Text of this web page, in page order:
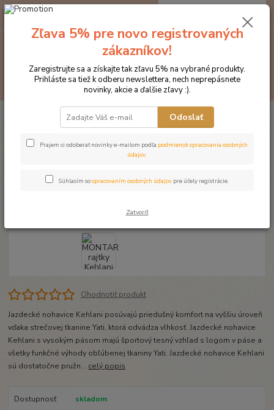
Hľadať
za0 €
Značka oblečenia MONTAR ZĽAVY!
Jazdecké nohavice
MONTAR rajtky Kehlani tmavomodré s vysokým pásom
MONTAR rajtky Kehlani
tmavomodré s vysokým pásom
Ohodnotiť produkt
Jazdecké nohavice Kehlani posúvajú priedušný komfort na vyššiu úroveň
vďaka strečovej tkanine Yati, ktorá odvádza vlhkosť. Jazdecké nohavice
Kehlani s vysokým pásom majú športový tesný vzhľad s logom v páse a
všetky funkčné výhody obľúbenej tkaniny Yati. Jazdecké nohavice Kehlani
sú dostatočne pružn... celý popis
Dostupnosť
skladom
Zľava 5% pre novo registrovaných
zákazníkov!
Zaregistrujte sa a získajte tak zľavu 5% na vybrané produkty.
Prihláste sa tiež k odberu newslettera, nech neprepásnete
novinky, akcie a ďalšie zľavy :).
Odoslať
Prajem si odoberať novinky e-mailom podľa podmienok spracovania osobných
údajov.
Súhlasím sospracovaním osobných údajov pre účely registrácie.
Zatvoriť